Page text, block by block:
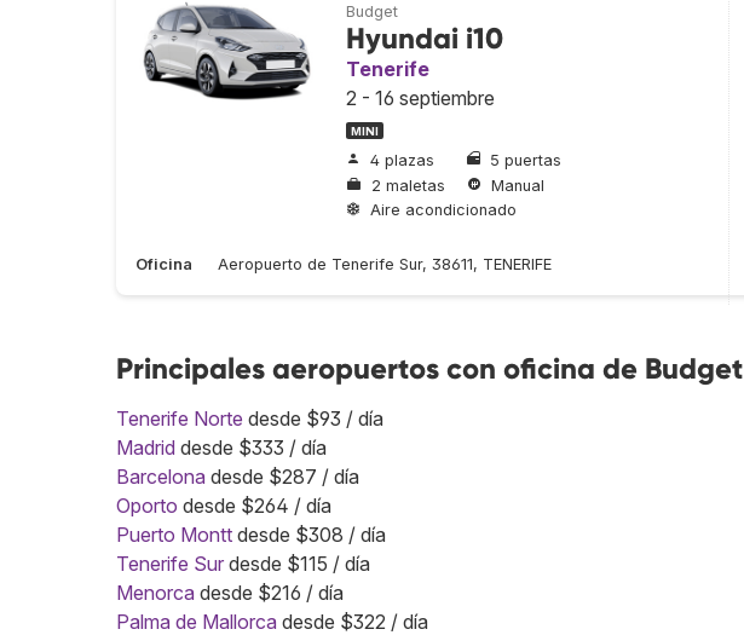
Budget
Hyundai i10
Tenerife
2 - 16 septiembre
MINI
4 plazas
5 puertas
2 maletas
Manual
Aire acondicionado
Oficina Aeropuerto de Tenerife Sur, 38611, TENERIFE
Principales aeropuertos con oficina de Budget
Tenerife Norte desde $93 / día
Madrid desde $333 / día
Barcelona desde $287 / día
Oporto desde $264 / día
Puerto Montt desde $308 / día
Tenerife Sur desde $115 / día
Menorca desde $216 / día
Palma de Mallorca desde $322 / día